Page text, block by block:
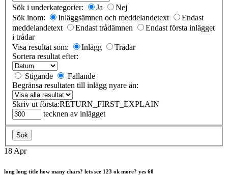
Sök i underkategorier: Ja
Nej
Sök inom:
Inläggsämnen och meddelandetext
Endast
meddelandetext
Endast trådämnen
Endast första inlägget
i trådar
Visa resultat som:
Inlägg
Trådar
Sortera resultat efter:
Stigande
Fallande
Begränsa resultaten till inlägg nyare än:
Skriv ut första:RETURN_FIRST_EXPLAIN
tecknen av inlägget
Sök
18 Apr
long long title how many chars? lets see 123 ok more? yes 60